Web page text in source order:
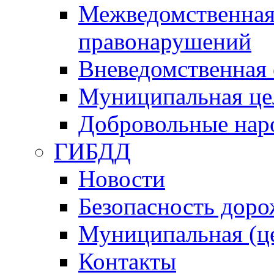
правонарушений
Вневедомственная
Муниципальная
Добровольные
ГИБДД
Новости
Безопасность
Муниципальная
Контакты